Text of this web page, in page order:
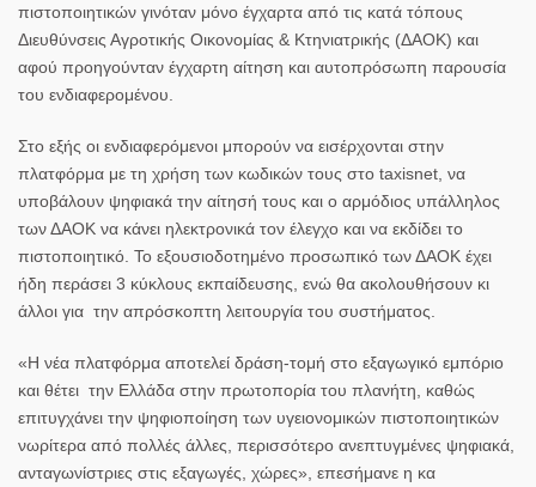
πιστοποιητικών γινόταν μόνο έγχαρτα από τις κατά τόπους
Διευθύνσεις Αγροτικής Οικονομίας & Κτηνιατρικής (ΔΑΟΚ) και
αφού προηγούνταν έγχαρτη αίτηση και αυτοπρόσωπη παρουσία
του ενδιαφερομένου.
Στο εξής οι ενδιαφερόμενοι μπορούν να εισέρχονται στην
πλατφόρμα με τη χρήση των κωδικών τους στο taxisnet, να
υποβάλουν ψηφιακά την αίτησή τους και ο αρμόδιος υπάλληλος
των ΔΑΟΚ να κάνει ηλεκτρονικά τον έλεγχο και να εκδίδει το
πιστοποιητικό. Το εξουσιοδοτημένο προσωπικό των ΔΑΟΚ έχει
ήδη περάσει 3 κύκλους εκπαίδευσης, ενώ θα ακολουθήσουν κι
άλλοι για την απρόσκοπτη λειτουργία του συστήματος.
«Η νέα πλατφόρμα αποτελεί δράση-τομή στο εξαγωγικό εμπόριο
και θέτει την Ελλάδα στην πρωτοπορία του πλανήτη, καθώς
επιτυγχάνει την ψηφιοποίηση των υγειονομικών πιστοποιητικών
νωρίτερα από πολλές άλλες, περισσότερο ανεπτυγμένες ψηφιακά,
ανταγωνίστριες στις εξαγωγές, χώρες», επεσήμανε η κα